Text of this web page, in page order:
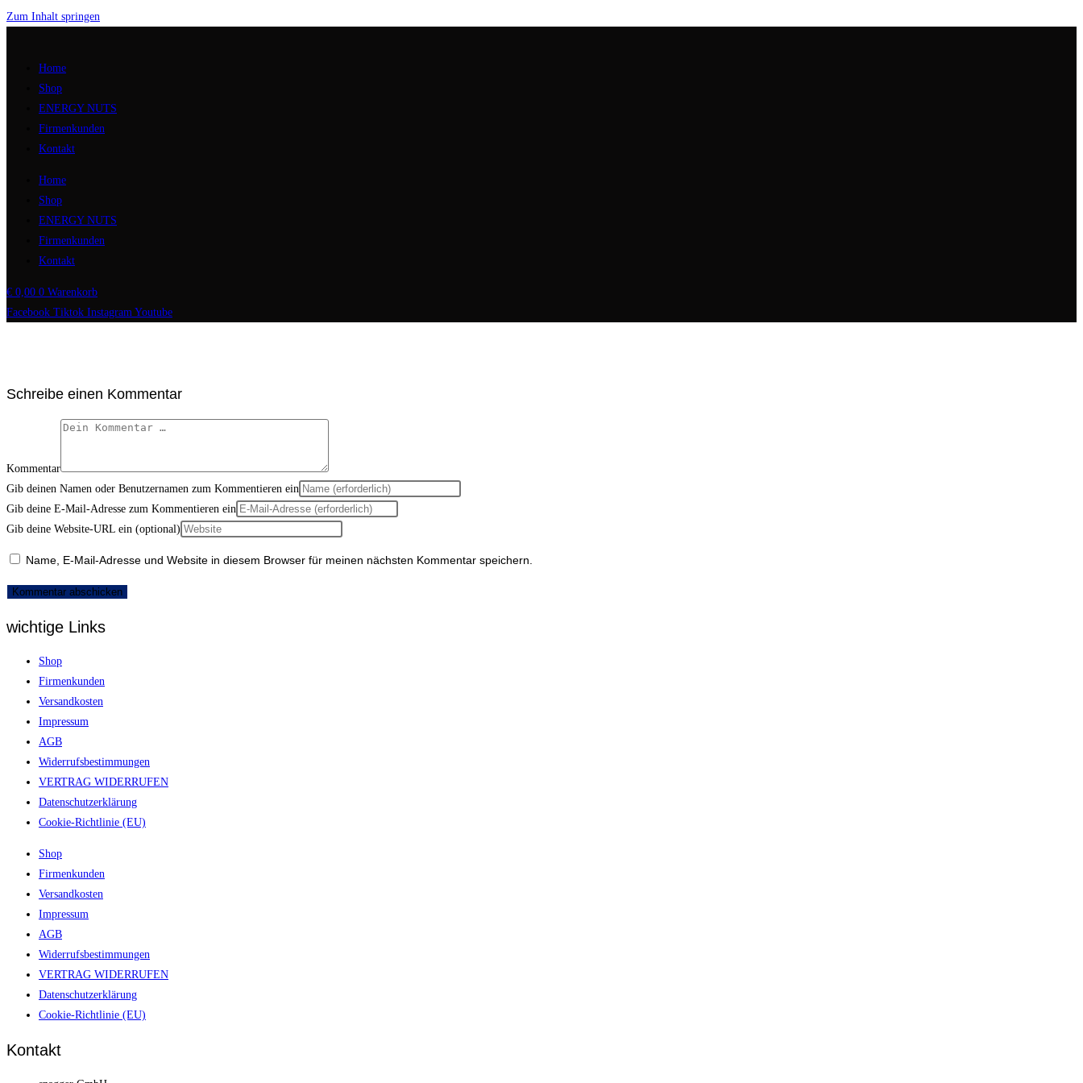
Zum Inhalt springen
Home
Shop
ENERGY NUTS
Firmenkunden
Kontakt
Home
Shop
ENERGY NUTS
Firmenkunden
Kontakt
€ 0,00 0 Warenkorb
Facebook Tiktok Instagram Youtube
Schreibe einen Kommentar
Kommentar
Gib deinen Namen oder Benutzernamen zum Kommentieren ein
Gib deine E-Mail-Adresse zum Kommentieren ein
Gib deine Website-URL ein (optional)
Name, E-Mail-Adresse und Website in diesem Browser für meinen nächsten Kommentar speichern.
wichtige Links
Shop
Firmenkunden
Versandkosten
Impressum
AGB
Widerrufsbestimmungen
VERTRAG WIDERRUFEN
Datenschutzerklärung
Cookie-Richtlinie (EU)
Shop
Firmenkunden
Versandkosten
Impressum
AGB
Widerrufsbestimmungen
VERTRAG WIDERRUFEN
Datenschutzerklärung
Cookie-Richtlinie (EU)
Kontakt